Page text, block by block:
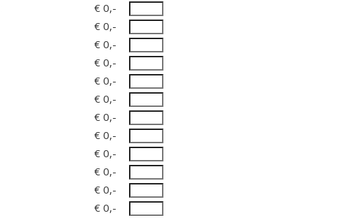
€ 0,-
€ 0,-
€ 0,-
€ 0,-
€ 0,-
€ 0,-
€ 0,-
€ 0,-
€ 0,-
€ 0,-
€ 0,-
€ 0,-